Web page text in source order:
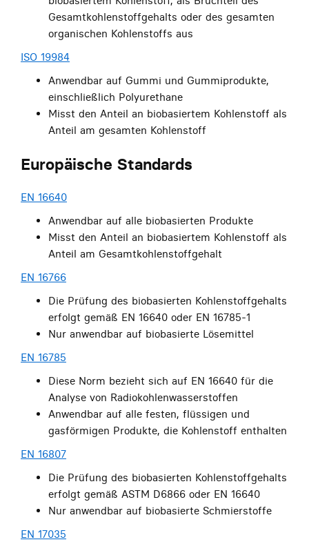
Gesamtkohlenstoffgehalts oder des gesamten
organischen Kohlenstoffs aus
ISO 19984
Anwendbar auf Gummi und Gummiprodukte,
einschließlich Polyurethane
Misst den Anteil an biobasiertem Kohlenstoff als
Anteil am gesamten Kohlenstoff
Europäische Standards
EN 16640
Anwendbar auf alle biobasierten Produkte
Misst den Anteil an biobasiertem Kohlenstoff als
Anteil am Gesamtkohlenstoffgehalt
EN 16766
Die Prüfung des biobasierten Kohlenstoffgehalts
erfolgt gemäß EN 16640 oder EN 16785-1
Nur anwendbar auf biobasierte Lösemittel
EN 16785
Diese Norm bezieht sich auf EN 16640 für die
Analyse von Radiokohlenwasserstoffen
Anwendbar auf alle festen, flüssigen und
gasförmigen Produkte, die Kohlenstoff enthalten
EN 16807
Die Prüfung des biobasierten Kohlenstoffgehalts
erfolgt gemäß ASTM D6866 oder EN 16640
Nur anwendbar auf biobasierte Schmierstoffe
EN 17035